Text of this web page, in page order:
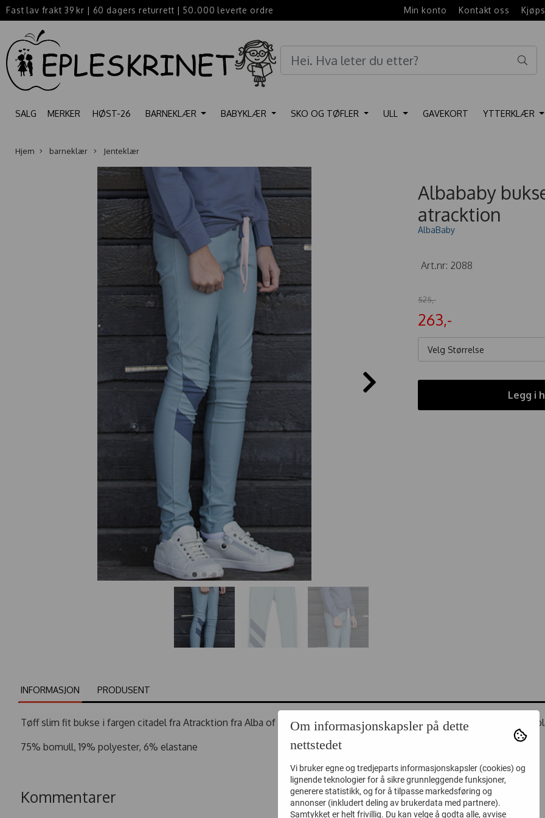
Fast lav frakt 39 kr | 60 dagers returrett | 50.000 leverte ordre Min konto Kontakt oss
SALG MERKER HØST-26 BARNEKLÆR BABYKLÆR SKO OG TØFLER ULL GAVEKORT YTTERKLÆR
Hjem barneklær Jenteklær
Albababy
atracktion
AlbaBaby
Art.nr: 2088
525,-
263,-
Velg Størrelse
Legg i
INFORMASJON PRODUSENT
Tøff slim fit bukse i fargen citadel fra Atracktion fra Alba of Denmark. Elastikk i livet. Buksen er myk og komfortabel.to
75% bomull, 19% polyester, 6% elastane
Kommentarer
Om informasjonskapsler på dette
nettstedet
Vi bruker egne og tredjeparts informasjonskapsler (cookies) og
lignende teknologier for å sikre grunnleggende funksjoner,
generere statistikk, og for å tilpasse markedsføring og
annonser (inkludert deling av brukerdata med partnere).
Samtykket er helt frivillig. Du kan velge å godta alle, avvise